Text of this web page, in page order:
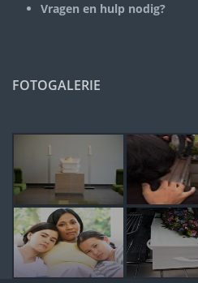
Vragen en hulp nodig?
FOTOGALERIE